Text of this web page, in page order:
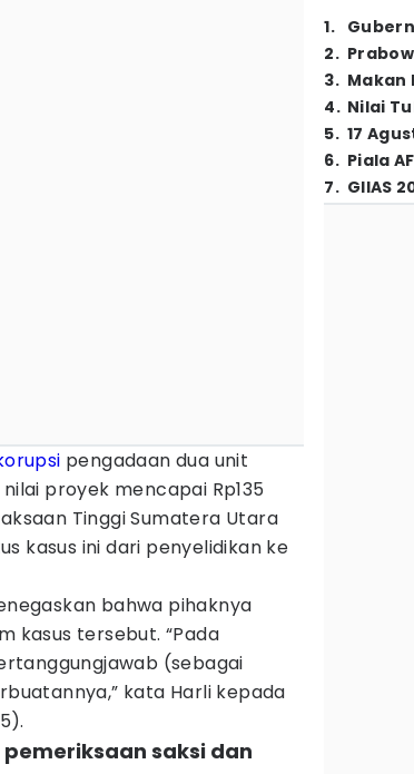
pengadaan dua unit
proyek mencapai Rp135
Tinggi Sumatera Utara
kasus ini dari penyelidikan ke
bahwa pihaknya
kasus tersebut. “Pada
(sebagai
kata Harli kepada
saksi dan
1.
2.
3. Makan
4. Nilai
5. 17
6. Piala
7. GIIAS